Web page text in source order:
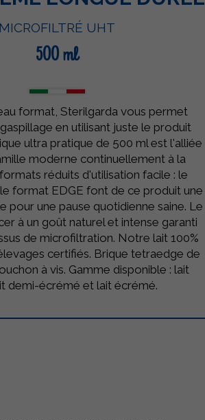
MICROFILTRÉ UHT
500 ml
format, Sterilgarda vous permet
en utilisant juste le produit
ultra pratique de 500 ml est l'alliée
moderne continuellement à la
réduits d'utilisation facile : le
format EDGE font de ce produit une
pour une pause quotidienne saine. Le
à un goût naturel et intense garanti
de microfiltration. Notre lait 100%
certifiés. Brique tetraedge de
à vis. Gamme disponible : lait
demi-écrémé et lait écrémé.